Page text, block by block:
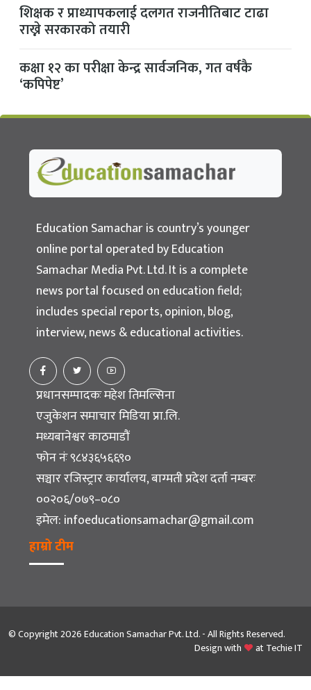
शिक्षक र प्राध्यापकलाई दलगत राजनीतिबाट टाढा
राख्ने सरकारको तयारी
कक्षा १२ का परीक्षा केन्द्र सार्वजनिक, गत वर्षकै
‘कपिपेष्ट’
Education Samachar
Nepal's No.1 Educational News Portal
Education Samachar is country’s younger
online portal operated by Education
Samachar Media Pvt. Ltd. It is a complete
news portal focused on education field;
includes special reports, opinion, blog,
interview, news & educational activities.
प्रधानसम्पादकः महेश तिमल्सिना
एजुकेशन समाचार मिडिया प्रा.लि.
मध्यबानेश्वर काठमाडौं
फोन नंः ९८४३६५६६९०
सञ्चार रजिस्ट्रार कार्यालय, बाग्मती प्रदेश दर्ता नम्बरः
००२०६/०७९–०८०
इमेल: infoeducationsamachar@gmail.com
हाम्रो टीम
© Copyright 2026 Education Samachar Pvt. Ltd. - All Rights Reserved.
Design with
atTechie IT